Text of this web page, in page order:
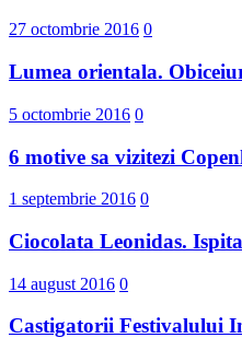
27 octombrie 2016 0
Lumea orientala.
5 octombrie 2016 0
6 motive sa vizitezi
1 septembrie 2016 0
Ciocolata Leonidas.
14 august 2016 0
Castigatorii Festivalului